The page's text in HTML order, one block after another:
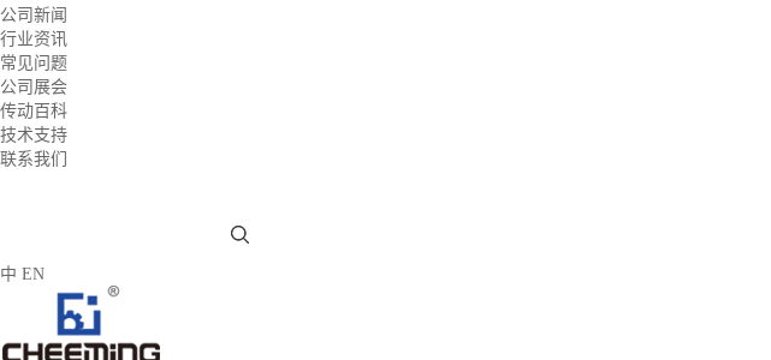
公司新闻
行业资讯
常见问题
公司展会
传动百科
技术支持
联系我们
中 EN